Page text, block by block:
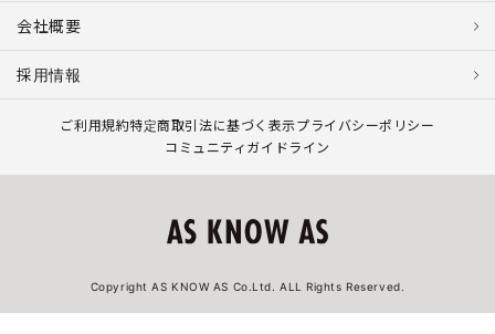
会社概要
採用情報
ご利用規約特定商取引法に基づく表示プライバシーポリシー
コミュニティガイドライン
Copyright AS KNOW AS Co.Ltd. ALL Rights Reserved.